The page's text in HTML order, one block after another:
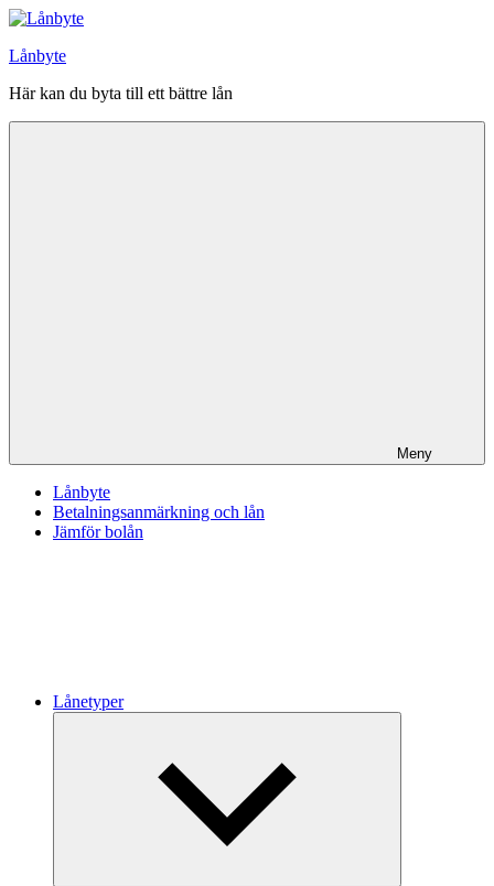
Hoppa
innehåll
Lånbyte
Här kan du byta till ett bättre lån
Meny
Lånbyte
Betalningsanmärkning och lån
Jämför bolån
Lånetyper